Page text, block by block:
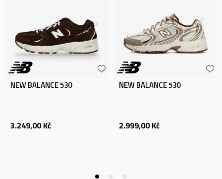
NEW BALANCE 530
3.249,00 Kč
NEW BALANCE 530
2.999,00 Kč